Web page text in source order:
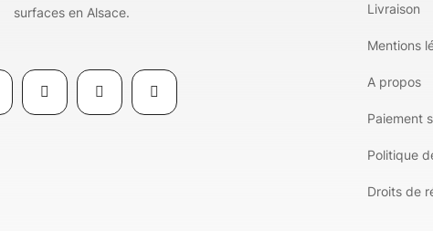
surfaces en Alsace.
Livraison
Mentions
A propos
Paiement
Politique
Droits de